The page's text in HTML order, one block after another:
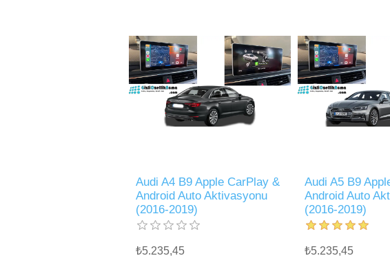
Audi A4 B9 Apple CarPlay &
Android Auto Aktivasyonu
(2016-2019)
₺5.235,45
Audi A5 B9
Android Auto
(2016-2019)
₺5.235,45